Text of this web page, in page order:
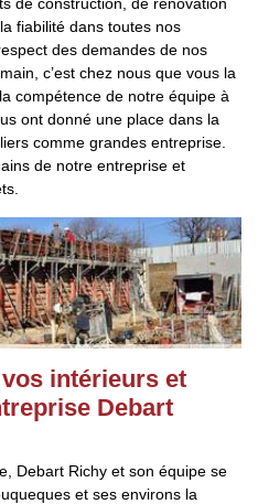
fiabilité dans toutes nos
des demandes de nos
c’est chez nous que vous la
compétence de notre équipe à
ont donné une place dans la
comme grandes entreprise.
de notre entreprise et
vos intérieurs et
Debart
Debart Richy et son équipe se
et ses environs la